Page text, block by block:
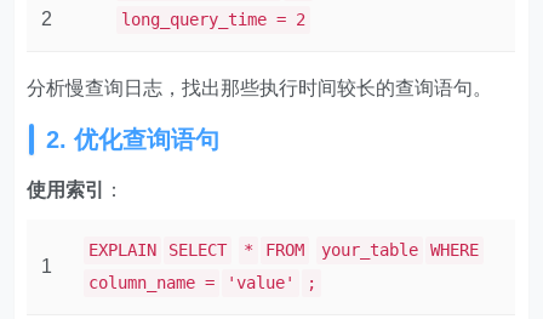
2
long_query_time = 2
分析慢查询日志，找出那些执行时间较长的查询语句。
2. 优化查询语句
使用索引 ：
1
EXPLAIN SELECT * FROM your_table
WHERE
column_name =
'value' ;